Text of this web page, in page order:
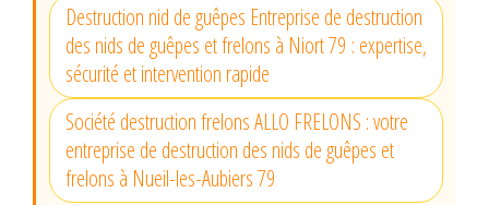
Destruction nid de guêpes Entreprise de destruction
des nids de guêpes et frelons à Niort 79 : expertise,
sécurité et intervention rapide
Société destruction frelons ALLO FRELONS : votre
entreprise de destruction des nids de guêpes et
frelons à Nueil-les-Aubiers 79